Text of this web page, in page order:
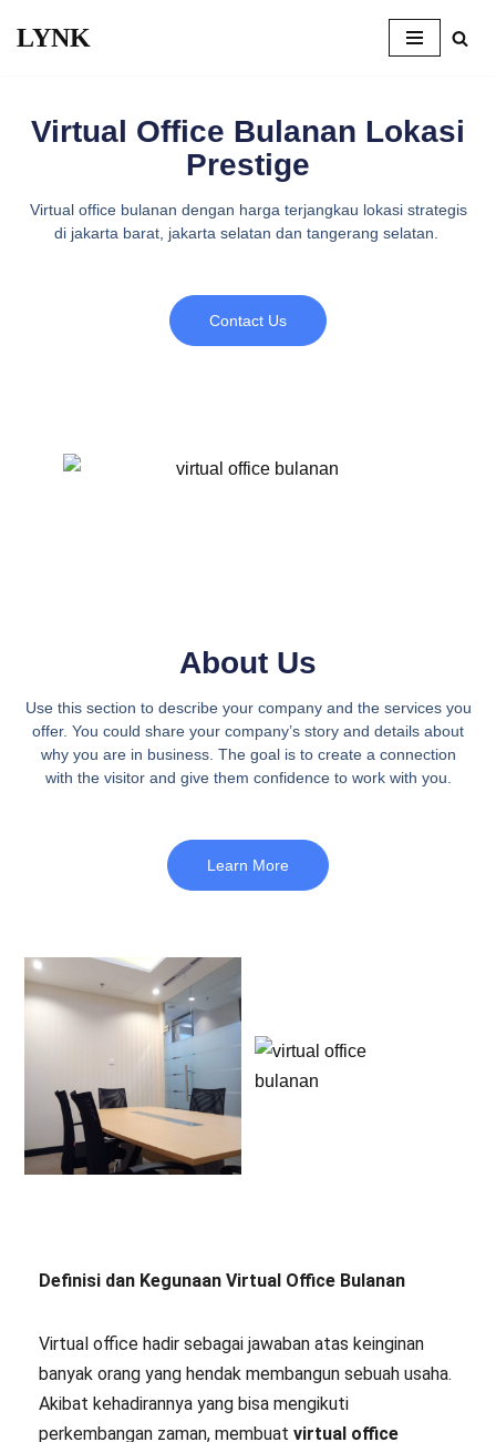
content
LYNK
Virtual Office Bulanan Lokasi
Prestige
Virtual office bulanan dengan harga terjangkau lokasi strategis
di jakarta barat, jakarta selatan dan tangerang selatan.
Contact Us
About Us
Use this section to describe your company and the services you
offer. You could share your company’s story and details about
why you are in business. The goal is to create a connection
with the visitor and give them confidence to work with you.
Learn More
Definisi dan Kegunaan Virtual Office Bulanan
Virtual office hadir sebagai jawaban atas keinginan
banyak orang yang hendak membangun sebuah usaha.
Akibat kehadirannya yang bisa mengikuti
perkembangan zaman, membuat virtual office